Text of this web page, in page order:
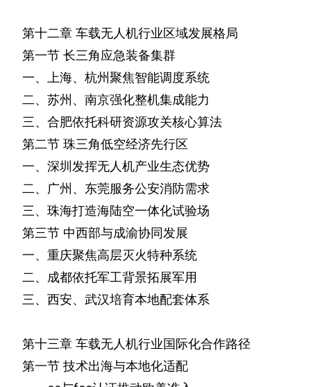
第十二章 车载无人机行业区域发展格局
第一节 长三角应急装备集群
一、上海、杭州聚焦智能调度系统
二、苏州、南京强化整机集成能力
三、合肥依托科研资源攻关核心算法
第二节 珠三角低空经济先行区
一、深圳发挥无人机产业生态优势
二、广州、东莞服务公安消防需求
三、珠海打造海陆空一体化试验场
第三节 中西部与成渝协同发展
一、重庆聚焦高层灭火特种系统
二、成都依托军工背景拓展军用
三、西安、武汉培育本地配套体系
第十三章 车载无人机行业国际化合作路径
第一节 技术出海与本地化适配